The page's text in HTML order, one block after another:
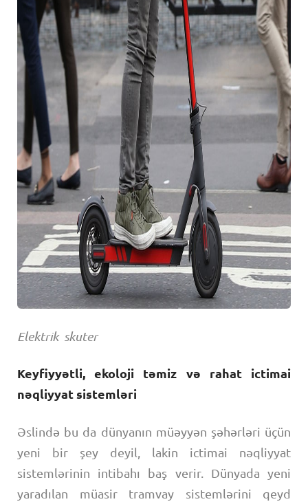
Elektrik skuter
Keyfiyyətli, ekoloji təmiz və rahat ictimai
nəqliyyat sistemləri
Əslində bu da dünyanın müəyyən şəhərləri üçün
yeni bir şey deyil, lakin ictimai nəqliyyat
sistemlərinin intibahı baş verir. Dünyada yeni
yaradılan müasir tramvay sistemlərini qeyd